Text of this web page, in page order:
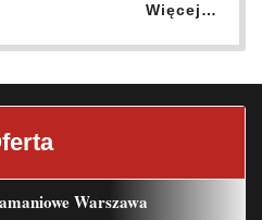
Więcej…
Warszawa